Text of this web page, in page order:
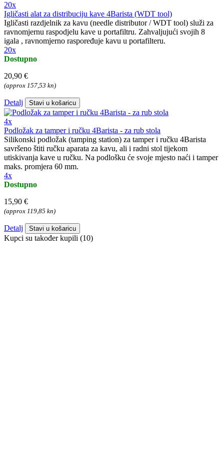
20x
Igličasti alat za distribuciju kave 4Barista (WDT tool)
Igličasti razdjelnik za kavu (needle distributor / WDT tool) služi za
ravnomjernu raspodjelu kave u portafiltru. Zahvaljujući svojih 8
igala , ravnomjerno raspoređuje kavu u portafilteru.
20x
Dostupno
20,90 €
(approx 157,53 kn)
Detalj Stavi u košaricu
4x
Podložak za tamper i ručku 4Barista - za rub stola
Silikonski podložak (tamping station) za tamper i ručku 4Barista
savršeno štiti ručku aparata za kavu, ali i radni stol tijekom
utiskivanja kave u ručku. Na podlošku će svoje mjesto naći i tamper
maks. promjera 60 mm.
4x
Dostupno
15,90 €
(approx 119,85 kn)
Detalj Stavi u košaricu
Kupci su također kupili (10)